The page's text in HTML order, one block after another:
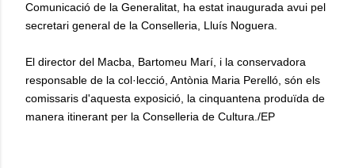
Comunicació de la Generalitat, ha estat inaugurada avui pel
secretari general de la Conselleria, Lluís Noguera.
El director del Macba, Bartomeu Marí, i la conservadora
responsable de la col·lecció, Antònia Maria Perelló, són els
comissaris d'aquesta exposició, la cinquantena produïda de
manera itinerant per la Conselleria de Cultura./EP